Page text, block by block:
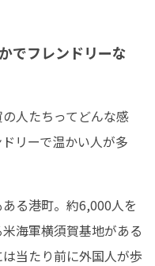
でフレンドリーな
人たちってどんな感
リーで温かい人が多
る港町。約6,000人を
海軍横須賀基地がある
当たり前に外国人が歩